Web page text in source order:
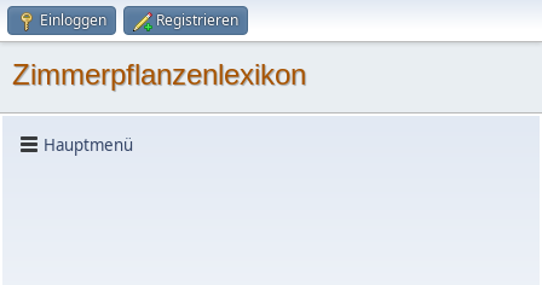
Einloggen Registrieren
Zimmerpflanzenlexikon
Hauptmenü